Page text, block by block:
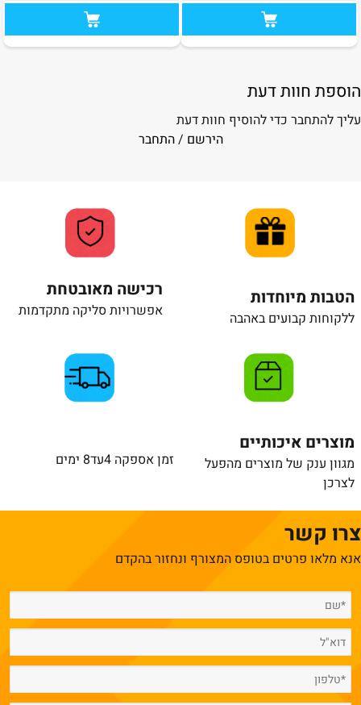
הוספת חוות דעת
עליך להתחבר כדי להוסיף חוות דעת
הירשם /התחבר
הטבות מיוחדות
ללקוחות קבועים באהבה
רכישה מאובטחת
אפשרויות סליקה מתקדמות
מוצרים איכותיים
מגוון ענק של מוצרים מהפעל
לצרכן
זמן אספקה 4עד8 ימים
צרו קשר
אנא מלאו פרטים בטופס המצורף ונחזור בהקדם